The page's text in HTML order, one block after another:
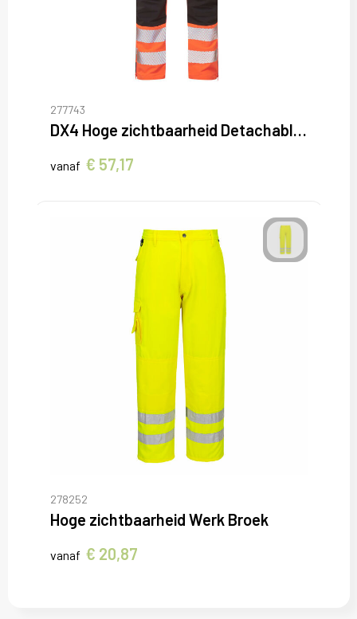
277743
DX4 Hoge zichtbaarheid Detachable Holster Zak Craft Broek
vanaf € 57,17
278252
Hoge zichtbaarheid Werk Broek
vanaf € 20,87